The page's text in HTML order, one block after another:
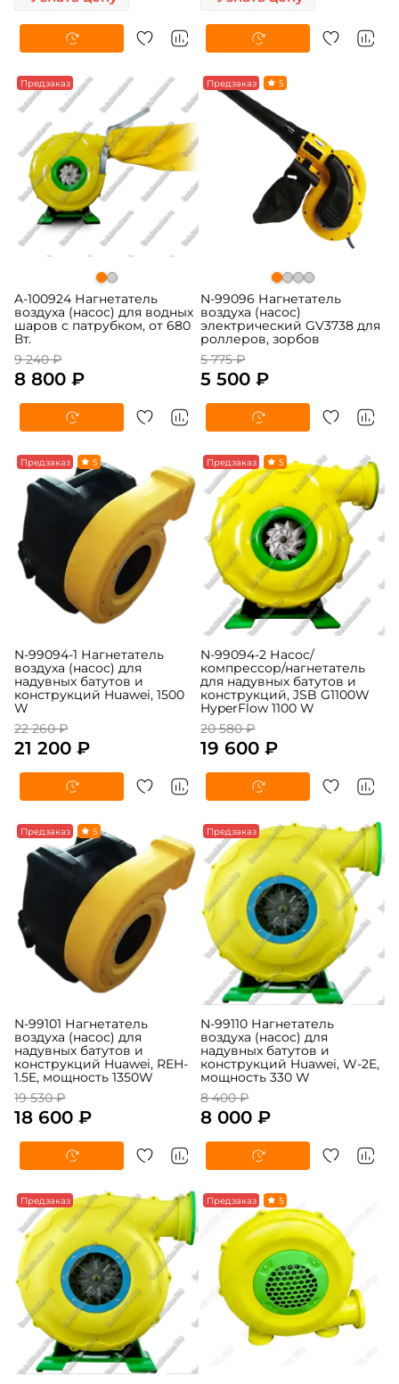
-5% Предзаказ
A-100924 Нагнетатель
воздуха (насос) для водных
шаров с патрубком, от 680
Вт.
9 240 ₽
8 800 ₽
-5% Предзаказ
N-99096 Нагнетатель
воздуха (насос)
электрический GV3738 для
роллеров, зорбов
5 775 ₽
5 500 ₽
-5% Предзаказ
N-99094-1 Нагнетатель
воздуха (насос) для
надувных батутов и
конструкций Huawei, 1500
W
22 260 ₽
21 200 ₽
-5% Предзаказ 5
N-99094-2 Насос/
компрессор/нагнетатель
для надувных батутов и
конструкций, JSB G1100W
HyperFlow 1100 W
20 580 ₽
19 600 ₽
-5% Предзаказ
N-99101 Нагнетатель
воздуха (насос) для
надувных батутов и
конструкций Huawei, REH-
1.5E, мощность 1350W
19 530 ₽
18 600 ₽
-5% Предзаказ
N-99110 Нагнетатель
воздуха (насос) для
надувных батутов и
конструкций Huawei, W-2E,
мощность 330 W
8 400 ₽
8 000 ₽
-5% Предзаказ -5% Предзаказ